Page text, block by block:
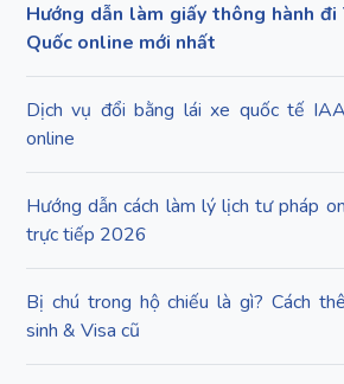
Hướng dẫn làm giấy thông hành đi
Quốc online mới nhất
Dịch vụ đổi bằng lái xe quốc tế
online
Hướng dẫn cách làm lý lịch tư pháp
trực tiếp 2026
Bị chú trong hộ chiếu là gì? Cách
sinh & Visa cũ